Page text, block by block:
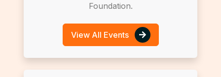
Foundation.
View All Events